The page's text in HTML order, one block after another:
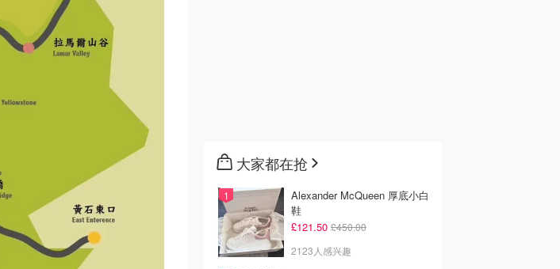
大家都在抢
Alexander McQueen 厚底小白
鞋
£121.50 £450.00
2123人感兴趣